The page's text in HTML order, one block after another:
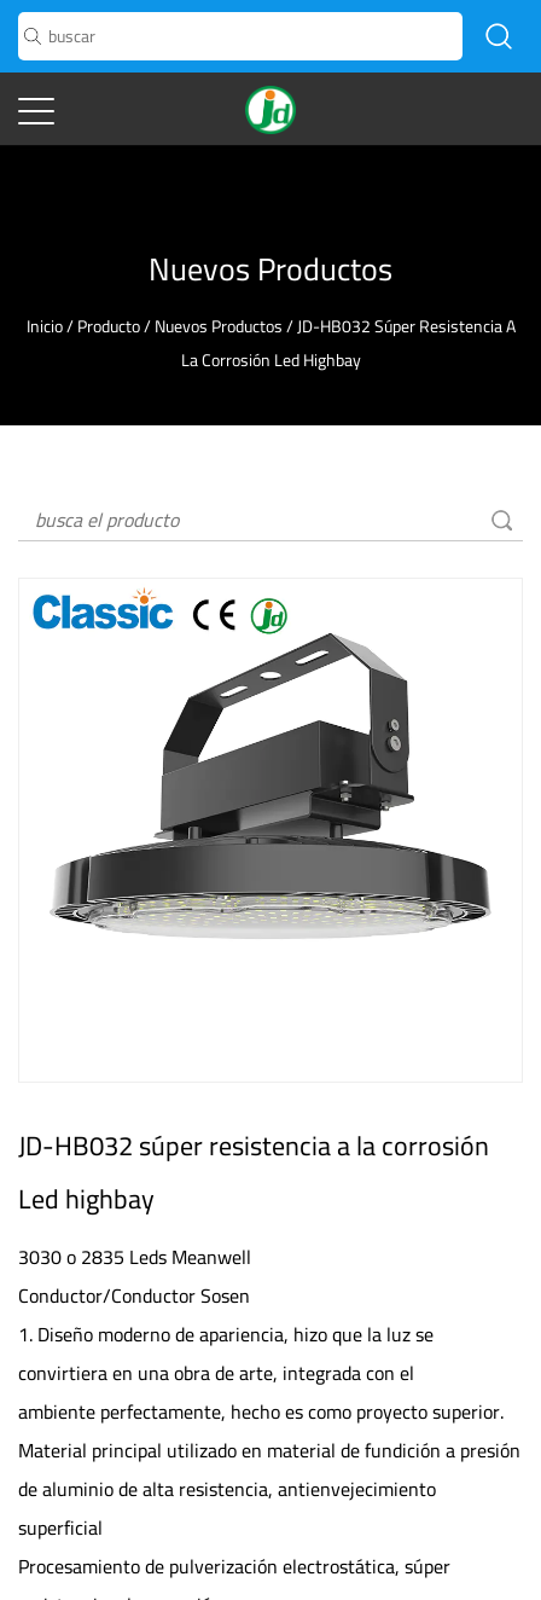
Nuevos Productos
Inicio/Producto/Nuevos Productos/JD-HB032 Súper Resistencia A
La Corrosión Led Highbay
JD-HB032 súper resistencia a la corrosión
Led highbay
3030 o 2835 Leds Meanwell
Conductor/Conductor Sosen
1. Diseño moderno de apariencia, hizo que la luz se
convirtiera en una obra de arte, integrada con el
ambiente perfectamente, hecho es como proyecto superior.
Material principal utilizado en material de fundición a presión
de aluminio de alta resistencia, antienvejecimiento
superficial
Procesamiento de pulverización electrostática, súper